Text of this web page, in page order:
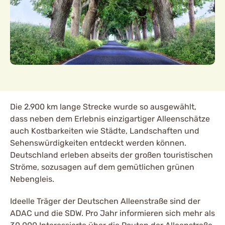
Die 2.900 km lange Strecke wurde so ausgewählt,
dass neben dem Erlebnis einzigartiger Alleenschätze
auch Kostbarkeiten wie Städte, Landschaften und
Sehenswürdigkeiten entdeckt werden können.
Deutschland erleben abseits der großen touristischen
Ströme, sozusagen auf dem gemütlichen grünen
Nebengleis.
Ideelle Träger der Deutschen Alleenstraße sind der
ADAC und die SDW. Pro Jahr informieren sich mehr als